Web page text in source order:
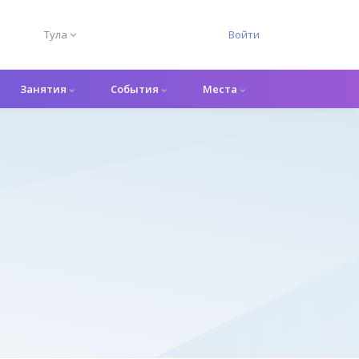
Тула Войти
Занятия События Места